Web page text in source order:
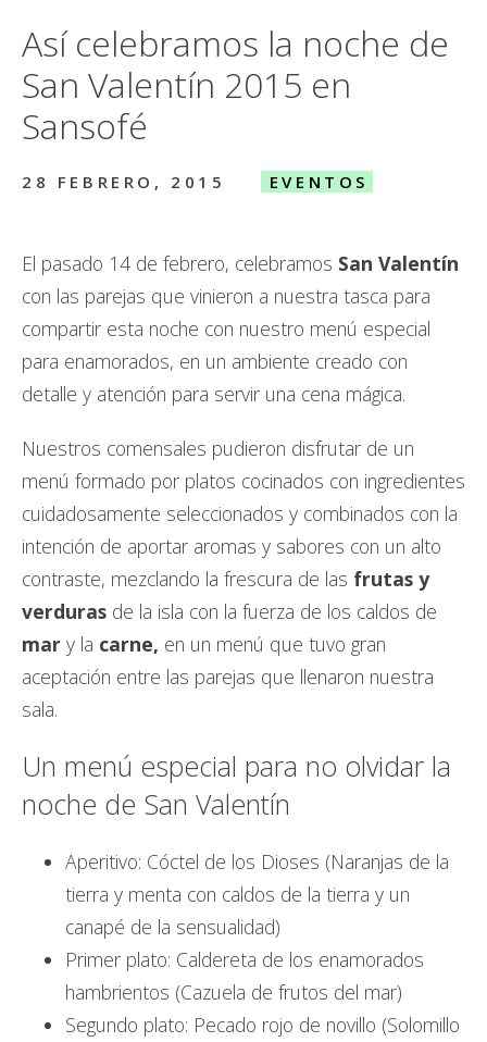
Así celebramos la noche de
San Valentín 2015 en
Sansofé
28 FEBRERO, 2015 EVENTOS
El pasado 14 de febrero, celebramos San Valentín
con las parejas que vinieron a nuestra tasca para
compartir esta noche con nuestro menú especial
para enamorados, en un ambiente creado con
detalle y atención para servir una cena mágica.
Nuestros comensales pudieron disfrutar de un
menú formado por platos cocinados con ingredientes
cuidadosamente seleccionados y combinados con la
intención de aportar aromas y sabores con un alto
contraste, mezclando la frescura de las frutas y
verduras de la isla con la fuerza de los caldos de
mar y la carne, en un menú que tuvo gran
aceptación entre las parejas que llenaron nuestra
sala.
Un menú especial para no olvidar la
noche de San Valentín
Aperitivo: Cóctel de los Dioses (Naranjas de la
tierra y menta con caldos de la tierra y un
canapé de la sensualidad)
Primer plato: Caldereta de los enamorados
hambrientos (Cazuela de frutos del mar)
Segundo plato: Pecado rojo de novillo (Solomillo